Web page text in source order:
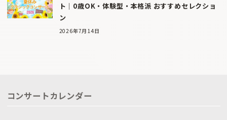
ト｜0歳OK・体験型・本格派 おすすめセレクショ
ン
2026年7月14日
コンサートカレンダー